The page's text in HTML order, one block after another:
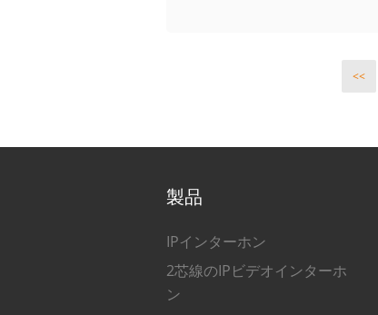
<<
製品
IPインターホン
2芯線のIPビデオインターホ
ン